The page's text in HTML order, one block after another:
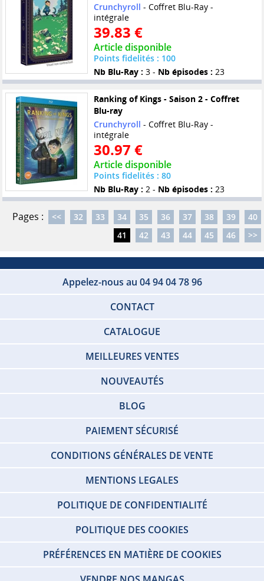
Crunchyroll - Coffret Blu-Ray -
intégrale
39.83 €
Article disponible
Points fidelités : 100
Nb Blu-Ray : 3 - Nb épisodes : 23
Ranking of Kings - Saison 2 - Coffret
Blu-ray
Crunchyroll - Coffret Blu-Ray -
intégrale
30.97 €
Article disponible
Points fidelités : 80
Nb Blu-Ray : 2 - Nb épisodes : 23
Pages : << 32 33 34 35 36 37 38 39
40
41
42 43 44 45 46 >>
Appelez-nous au 04 94 04 78 96
CONTACT
CATALOGUE
MEILLEURES VENTES
NOUVEAUTÉS
BLOG
PAIEMENT SÉCURISÉ
CONDITIONS GÉNÉRALES DE VENTE
MENTIONS LEGALES
POLITIQUE DE CONFIDENTIALITÉ
POLITIQUE DES COOKIES
PRÉFÉRENCES EN MATIÈRE DE COOKIES